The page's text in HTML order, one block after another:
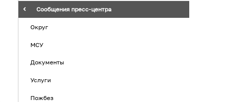
Сообщения пресс-центра
Округ
МСУ
Документы
Услуги
Пожбез